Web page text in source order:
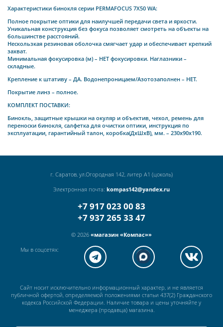
Характеристики бинокля серии PERMAFOCUS 7X50 WA:
Полное покрытие оптики для наилучшей передачи света и яркости.
Уникальная конструкция без фокуса позволяет смотреть на объекты на
большинстве расстояний.
Нескользкая резиновая оболочка смягчает удар и обеспечивает крепкий
захват.
Минимальная фокусировка (м) – НЕТ фокусировки. Наглазники –
складные.
Крепление к штативу – ДА. Водонепроницаем/Азотозаполнен – НЕТ.
Покрытие линз – полное.
КОМПЛЕКТ ПОСТАВКИ:
Бинокль, защитные крышки на окуляр и объектив, чехол, ремень для
переноски бинокля, салфетка для очистки оптики, инструкция по
эксплуатации, гарантийный талон, коробка(ДхШхВ), мм. – 230х90х190.
г. Саратов, ул.Огородная 142, литер А1 (цоколь)
Электронная почта: kompas142@yandex.ru
+7 917 023 00 83
+7 937 265 33 47
© 2026 «магазин «Компас»»
Мы в соцсетях:
Сайт носит исключительно информационный характер, и не является
публичной офертой, определяемой положениями статьи 437(2) Гражданского
кодекса Российской Федерации. Наличие товара и цены уточняйте у
менеджера (продавца) магазина.